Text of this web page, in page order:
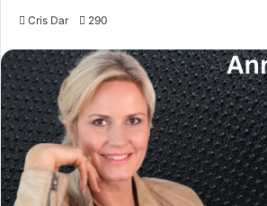
Cris Dar 290